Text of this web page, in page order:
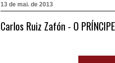
13 de mai. de 2013
Carlos Ruiz Zafón - O